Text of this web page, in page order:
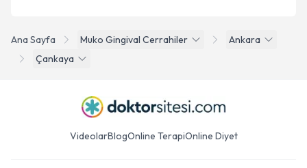
Ana Sayfa Muko Gingival Cerrahiler
Ankara
Çankaya
VideolarBlogOnline TerapiOnline Diyet